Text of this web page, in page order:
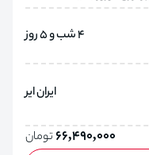
4 شب و 5 روز
ایران ایر
66,490,000تومان